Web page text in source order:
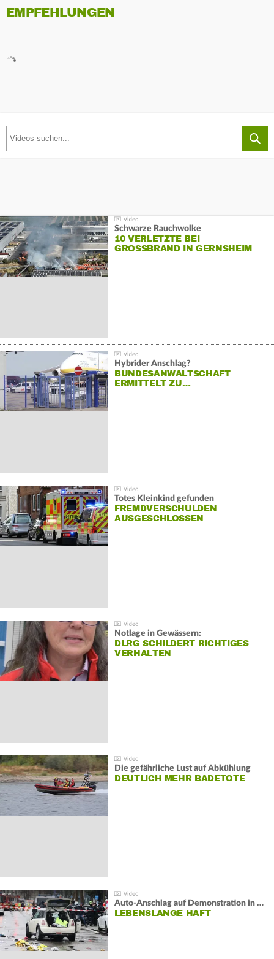
EMPFEHLUNGEN
Schwarze Rauchwolke
10 VERLETZTE BEI
GROSSBRAND IN GERNSHEIM
Hybrider Anschlag?
BUNDESANWALTSCHAFT
ERMITTELT ZU…
Totes Kleinkind gefunden
FREMDVERSCHULDEN
AUSGESCHLOSSEN
Notlage in Gewässern:
DLRG SCHILDERT RICHTIGES
VERHALTEN
Die gefährliche Lust auf Abkühlung
DEUTLICH MEHR BADETOTE
Auto-Anschlag auf Demonstration in München:
LEBENSLANGE HAFT